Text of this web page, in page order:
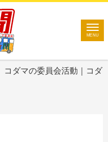
MENU
コダマの委員会活動｜コダ